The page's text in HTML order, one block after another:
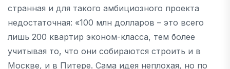
странная и для такого амбициозного проекта
недостаточная: «100 млн долларов – это всего
лишь 200 квартир эконом-класса, тем более
учитывая то, что они собираются строить и в
Москве, и в Питере. Сама идея неплохая, но по